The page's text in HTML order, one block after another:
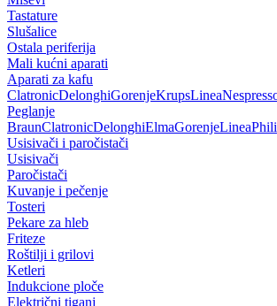
Tastature
Slušalice
Ostala periferija
Mali kućni aparati
Aparati za kafu
ClatronicDelonghiGorenjeKrupsLinea
Peglanje
BraunClatronicDelonghiElmaGorenjeLinea
Usisivači i paročistači
Usisivači
Paročistači
Kuvanje i pečenje
Tosteri
Pekare za hleb
Friteze
Roštilji i grilovi
Ketleri
Indukcione ploče
Električni tiganj